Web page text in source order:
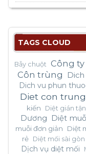
TAGS CLOUD
Bẫy chuột Công
Côn trùng
Dich vu phun
Diet con
kiến
Diệt gián
Dương
Diệt
muỗi đơn giản
Diệt
rẻ Diệt mối sài gòn
Dịch vụ diệt mối